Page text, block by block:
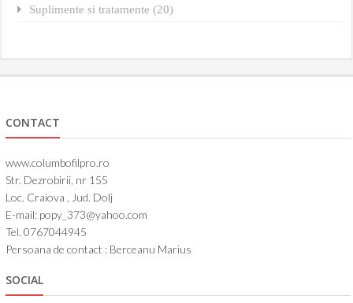
Suplimente si tratamente (20)
CONTACT
www.columbofilpro.ro
Str. Dezrobirii, nr 155
Loc. Craiova , Jud. Dolj
E-mail: popy_373@yahoo.com
Tel. 0767044945
Persoana de contact : Berceanu Marius
SOCIAL